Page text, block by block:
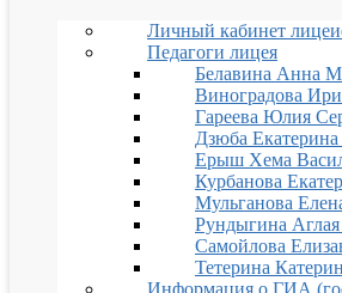
Личный кабинет
Педагоги лицея
Белавина Анна
Виноградова
Гареева Юлия
Дзюба
Ерыш Хема
Курбанова
Мульганова
Рундыгина
Самойлова
Тетерина